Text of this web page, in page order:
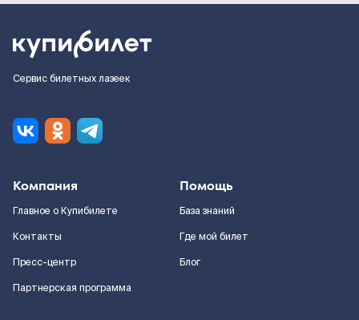
Сервис билетных лазеек
Компания
Главное о Купибилете
Контакты
Пресс-центр
Партнерская программа
Помощь
База знаний
Где мой билет
Блог